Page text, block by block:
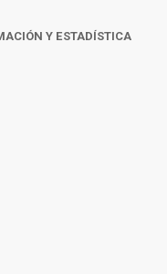
Y ESTADÍSTICA